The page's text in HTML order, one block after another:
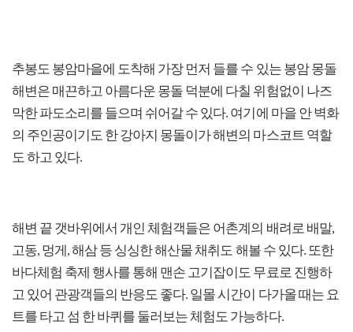
추봉도 봉암마을에 도착해 가장 먼저 들를 수 있는 봉암 몽돌
해변은 매끈하고 아름다운 몽돌 덕분에 다칠 위험없이 나즈
막한 파도소리를 들으며 쉬어갈 수 있다. 여기에 마을 안 벽화
의 주인공이기도 한 강아지 몽돌이가 해변의 마스코트 역할
도 하고 있다.
해변 끝 갯바위에서 개인 체험객들은 어촌계의 배려로 배말,
고동, 멍게, 해삼 등 싱싱한 해산물 채취도 해볼 수 있다. 또한
바다체험 축제 행사를 통해 맨손 고기잡이도 무료로 진행하
고 있어 관광객들의 반응도 좋다. 일몰 시간이 다가올 때는 요
트를 타고 섬 한 바퀴를 둘러보는 체험도 가능하다.